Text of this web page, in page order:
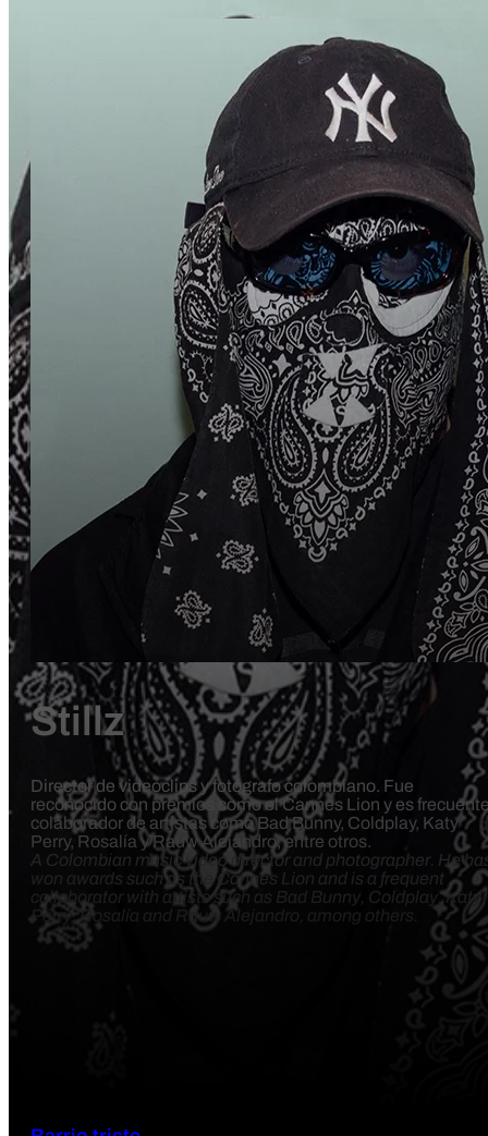
Stillz
Director de videoclips y fotógrafo colombiano. Fue
reconocido con premios como el Cannes Lion y es
colaborador de artistas como Bad Bunny, Coldplay, Katy
Perry, Rosalía y Rauw Alejandro, entre otros.
A Colombian music video director and photographer. He
won awards such as the Cannes Lion and is a frequent
collaborator with artists such as Bad Bunny, Coldplay, Katy
Perry, Rosalía and Rauw Alejandro, among others.